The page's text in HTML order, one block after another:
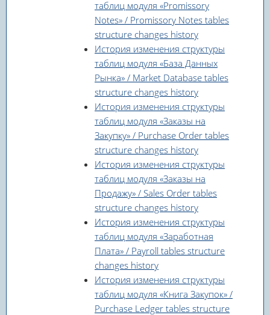
таблиц модуля «Promissory
Notes» / Promissory Notes tables
structure changes history
История изменения структуры
таблиц модуля «База Данных
Рынка» / Market Database tables
structure changes history
История изменения структуры
таблиц модуля «Заказы на
Закупку» / Purchase Order tables
structure changes history
История изменения структуры
таблиц модуля «Заказы на
Продажу» / Sales Order tables
structure changes history
История изменения структуры
таблиц модуля «Заработная
Плата» / Payroll tables structure
changes history
История изменения структуры
таблиц модуля «Книга Закупок» /
Purchase Ledger tables structure